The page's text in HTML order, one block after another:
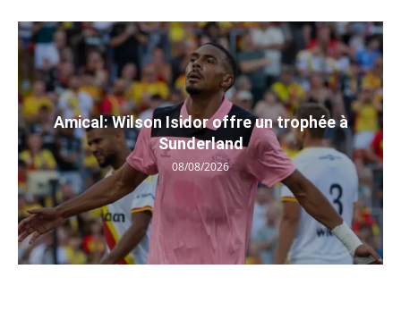
Amical: Wilson Isidor offre un trophée à
Sunderland
08/08/2026